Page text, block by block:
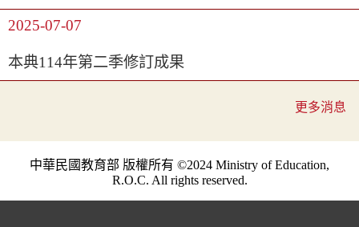
2025-07-07
本典114年第二季修訂成果
更多消息
中華民國教育部 版權所有 ©2024 Ministry of Education,
R.O.C. All rights reserved.